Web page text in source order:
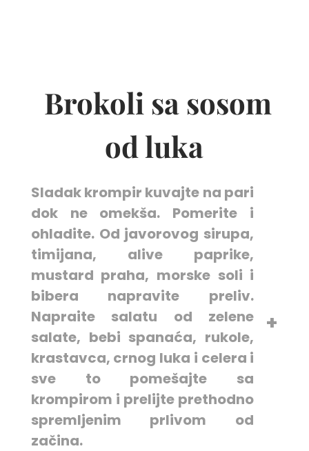
Brokoli sa sosom
od luka
Sladak krompir kuvajte na pari
dok ne omekša. Pomerite i
ohladite. Od javorovog sirupa,
timijana, alive paprike,
mustard praha, morske soli i
bibera napravite preliv.
Napraite salatu od zelene
salate, bebi spanaća, rukole,
krastavca, crnog luka i celera i
sve to pomešajte sa
krompirom i prelijte prethodno
spremljenim prlivom od
začina.